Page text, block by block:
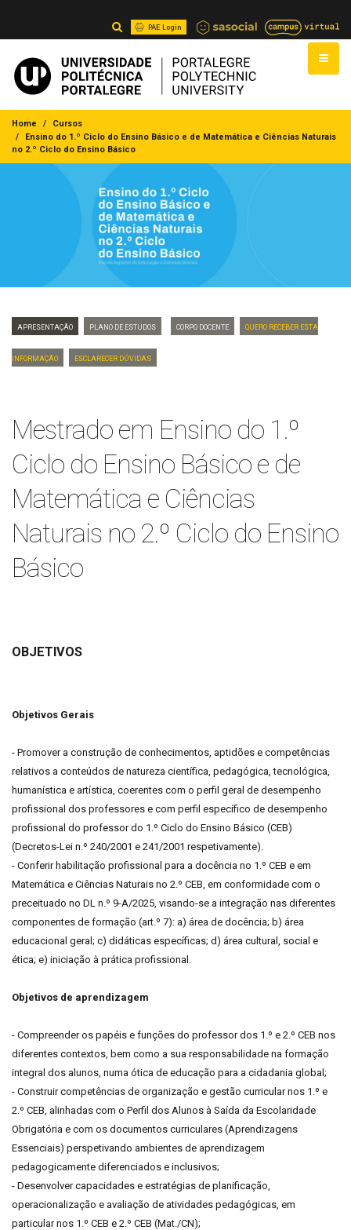
PAE Login
Home
Cursos
Ensino do 1.º Ciclo do Ensino Básico e de Matemática e Ciências Naturais
no 2.º Ciclo do Ensino Básico
Apresentação Plano de Estudos Corpo Docente Quero Receber Esta
Informação Esclarecer dúvidas
Mestrado em Ensino do 1.º
Ciclo do Ensino Básico e de
Matemática e Ciências
Naturais no 2.º Ciclo do Ensino
Básico
OBJETIVOS
Objetivos Gerais
- Promover a construção de conhecimentos, aptidões e competências
relativos a conteúdos de natureza científica, pedagógica, tecnológica,
humanística e artística, coerentes com o perfil geral de desempenho
profissional dos professores e com perfil específico de desempenho
profissional do professor do 1.º Ciclo do Ensino Básico (CEB)
(Decretos-Lei n.º 240/2001 e 241/2001 respetivamente).
- Conferir habilitação profissional para a docência no 1.º CEB e em
Matemática e Ciências Naturais no 2.º CEB, em conformidade com o
preceituado no DL n.º 9-A/2025, visando-se a integração nas diferentes
componentes de formação (art.º 7): a) área de docência; b) área
educacional geral; c) didáticas específicas; d) área cultural, social e
ética; e) iniciação à prática profissional.
Objetivos de aprendizagem
- Compreender os papéis e funções do professor dos 1.º e 2.º CEB nos
diferentes contextos, bem como a sua responsabilidade na formação
integral dos alunos, numa ótica de educação para a cidadania global;
- Construir competências de organização e gestão curricular nos 1.º e
2.º CEB, alinhadas com o Perfil dos Alunos à Saída da Escolaridade
Obrigatória e com os documentos curriculares (Aprendizagens
Essenciais) perspetivando ambientes de aprendizagem
pedagogicamente diferenciados e inclusivos;
- Desenvolver capacidades e estratégias de planificação,
operacionalização e avaliação de atividades pedagógicas, em
particular nos 1.º CEB e 2.º CEB (Mat./CN);